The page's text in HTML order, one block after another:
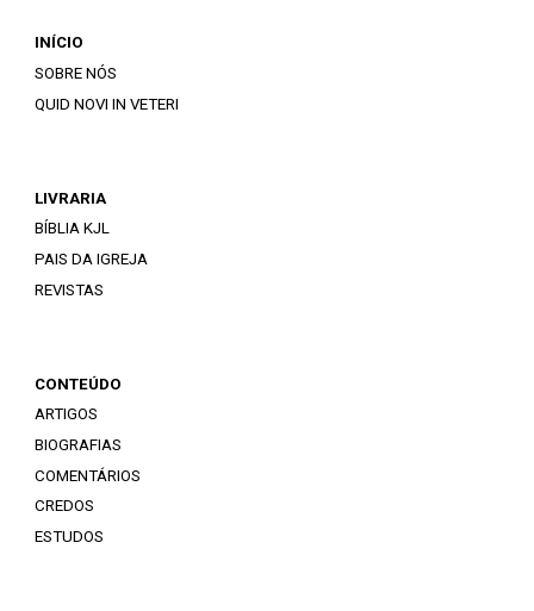
INÍCIO
SOBRE NÓS
QUID NOVI IN VETERI
LIVRARIA
BÍBLIA KJL
PAIS DA IGREJA
REVISTAS
CONTEÚDO
ARTIGOS
BIOGRAFIAS
COMENTÁRIOS
CREDOS
ESTUDOS